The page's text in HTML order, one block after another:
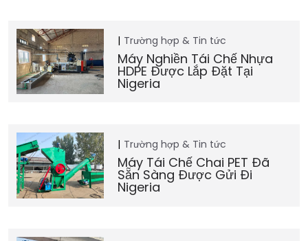
Trường hợp & Tin tức
Máy Nghiền Tái Chế Nhựa
HDPE Được Lắp Đặt Tại
Nigeria
Trường hợp & Tin tức
Máy Tái Chế Chai PET Đã
Sẵn Sàng Được Gửi Đi
Nigeria